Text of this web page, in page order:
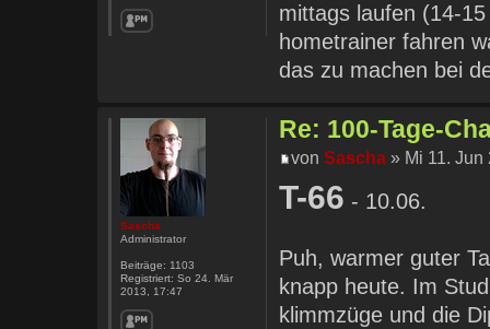
mittags laufen (14-
hometrainer fahren
das zu machen bei
Re: 100-Tage-
vonSascha » Mi 11. Jun
T-66 - 10.06.
Puh, warmer guter
knapp heute. Im
klimmzüge und die
Sascha
Administrator
Beiträge: 1103
Registriert: So 24. Mär
2013, 17:47